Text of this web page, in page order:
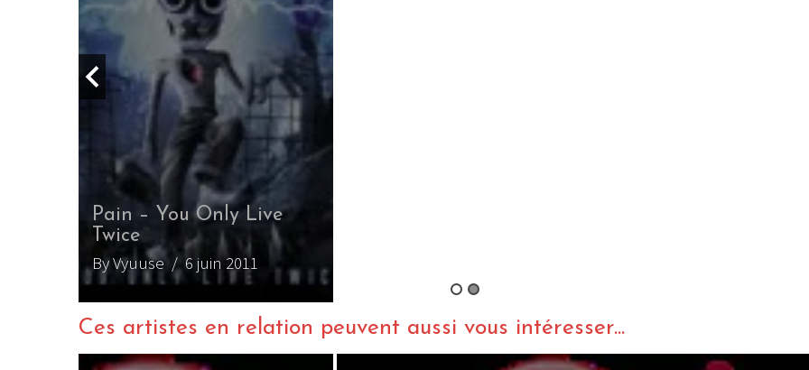
– You Only Live
/ 6 juin 2011
Ces artistes en relation peuvent aussi vous intéresser...